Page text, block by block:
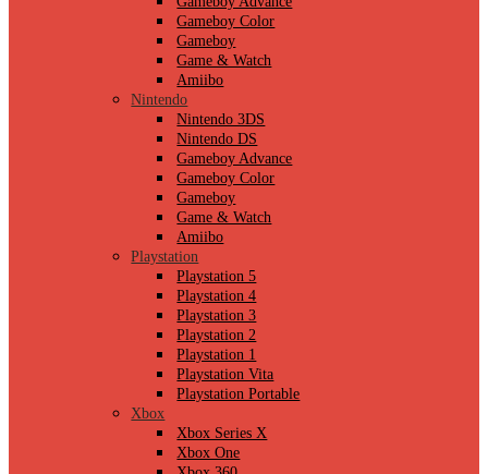
Gameboy Color
Gameboy
Game & Watch
Amiibo
Nintendo
Nintendo 3DS
Nintendo DS
Gameboy Advance
Gameboy Color
Gameboy
Game & Watch
Amiibo
Playstation
Playstation 5
Playstation 4
Playstation 3
Playstation 2
Playstation 1
Playstation Vita
Playstation Portable
Xbox
Xbox Series X
Xbox One